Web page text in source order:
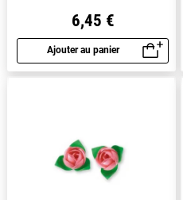
6,45 €
Ajouter au panier
Aperçu rapide